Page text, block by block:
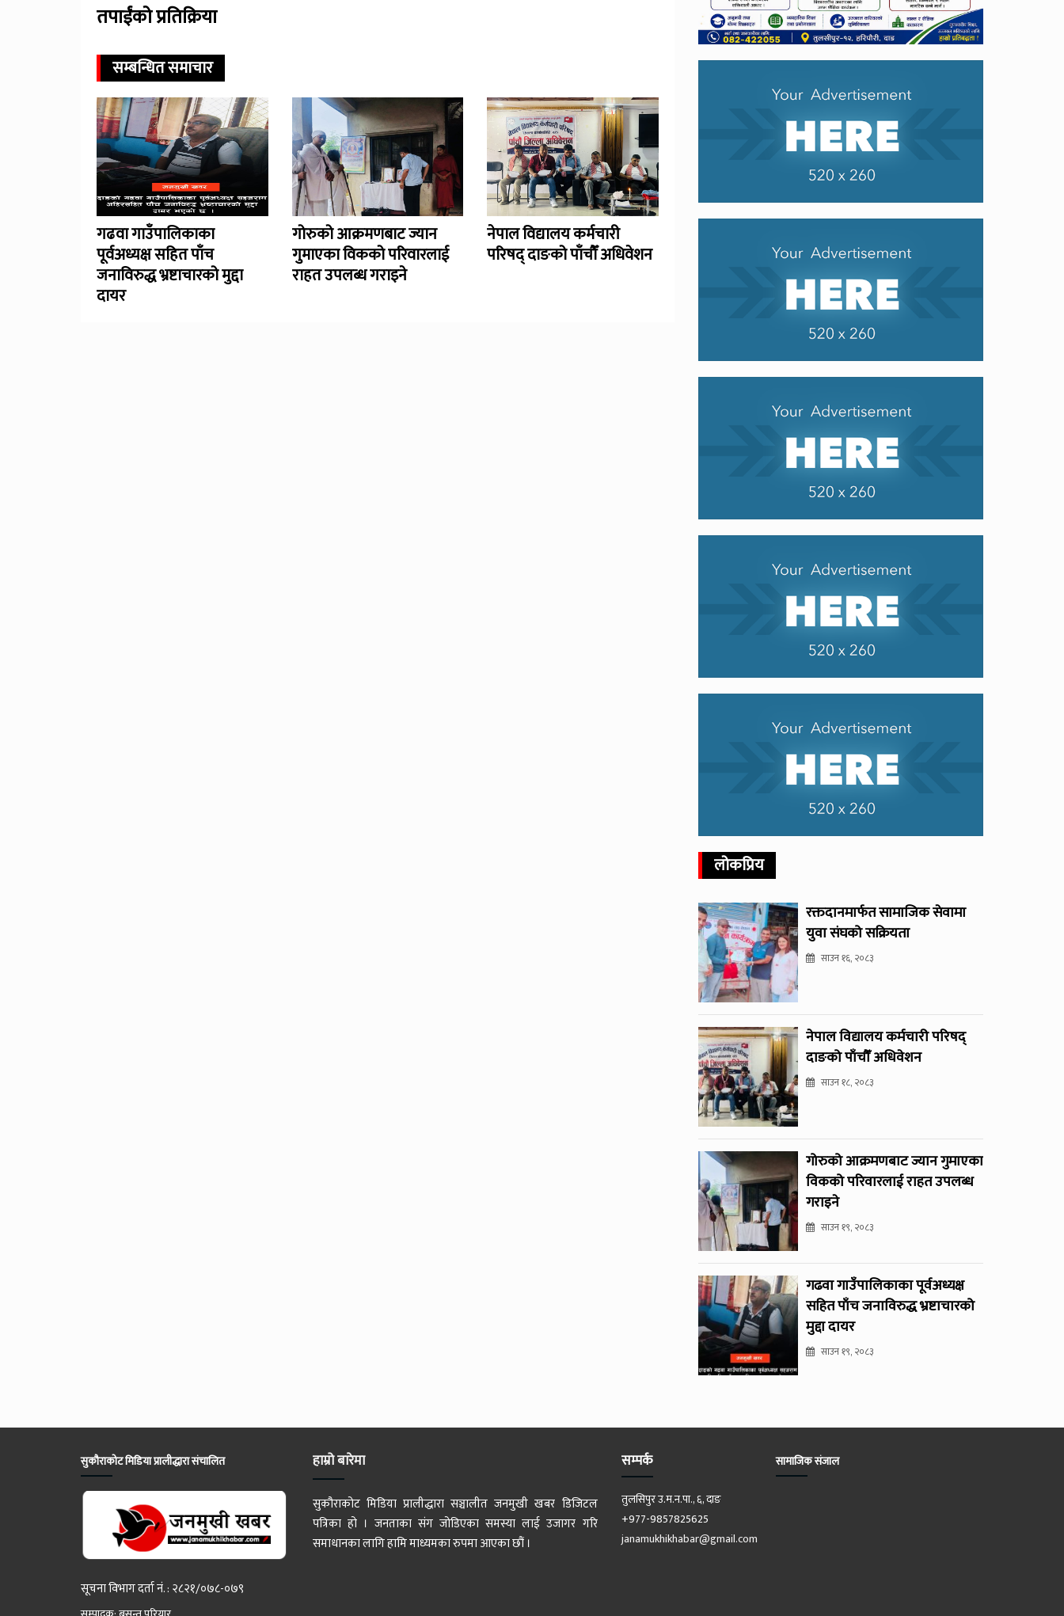
तपाईंको प्रतिक्रिया
सम्बन्धित समाचार
गढवा गाउँपालिकाका
पूर्वअध्यक्ष सहित पाँच
जनाविरुद्ध भ्रष्टाचारको मुद्दा
दायर
गोरुको आक्रमणबाट ज्यान
गुमाएका विकको परिवारलाई
राहत उपलब्ध गराइने
नेपाल विद्यालय कर्मचारी
परिषद् दाङको पाँचौँ अधिवेशन
लोकप्रिय
रक्तदानमार्फत सामाजिक सेवामा
युवा संघको सक्रियता
साउन १६, २०८३
नेपाल विद्यालय कर्मचारी परिषद्
दाङको पाँचौँ अधिवेशन
साउन १८, २०८३
गोरुको आक्रमणबाट ज्यान गुमाएका
विकको परिवारलाई राहत उपलब्ध
गराइने
साउन १९, २०८३
गढवा गाउँपालिकाका पूर्वअध्यक्ष
सहित पाँच जनाविरुद्ध भ्रष्टाचारको
मुद्दा दायर
साउन १९, २०८३
सुकौराकोट मिडिया प्रालीद्धारा संचालित
सूचना विभाग दर्ता नं. : २८२१/०७८-०७९
हाम्रो बारेमा
सुकौराकोट मिडिया प्रालीद्धारा सञ्चालीत जनमुखी खबर डिजिटल
पत्रिका हो । जनताका संग जोडिएका समस्या लाई उजागर गरि
समाधानका लागि हामि माध्यमका रुपमा आएका छौं ।
सम्पर्क
तुलसिपुर उ.म.न.पा., ६, दाङ
+977-9857825625
janamukhikhabar@gmail.com
सामाजिक संजाल